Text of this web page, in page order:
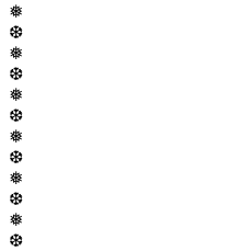
❅
❆
❅
❆
❅
❆
❅
❆
❅
❆
❅
❆